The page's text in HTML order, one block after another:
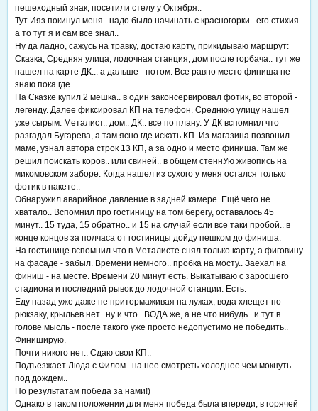
пешеходный знак, посетили стелу у Октября..
Тут Ияз покинул меня.. надо было начинать с красногорки.. его стихия..
а то тут я и сам все знал..
Ну да ладно, сажусь на травку, достаю карту, прикидываю маршрут:
Сказка, Средняя улица, лодочная станция, дом после горбача.. тут же
нашел на карте ДК... а дальше - потом. Все равно место финиша не
знаю пока где..
На Сказке купил 2 мешка.. в один законсервировал фотик, во второй -
легенду. Далее фиксировал КП на телефон. Среднюю улицу нашел
уже сырым. Металист.. дом.. ДК.. все по плану. У ДК вспомнил что
разгадал Бугарева, а там ясно где искать КП. Из магазина позвонил
маме, узнал автора строк 13 КП, а за одно и место финиша. Там же
решил поискать коров.. или свиней.. в общем стеннУю живопись на
микомовском заборе. Когда нашел из сухого у меня остался только
фотик в пакете..
Обнаружил аварийное давление в задней камере. Ещё чего не
хватало.. Вспомнил про гостиницу на том берегу, оставалось 45
минут.. 15 туда, 15 обратно.. и 15 на случай если все таки пробой.. в
конце концов за полчаса от гостиницы дойду пешком до финиша.
На гостинице вспомнил что в Металисте снял только карту, а фиговину
на фасаде - забыл. Времени немного.. пробка на мосту.. Заехал на
финиш - на месте. Времени 20 минут есть. Выкатываю с заросшего
стадиона и последний рывок до лодочной станции. Есть.
Еду назад уже даже не притормаживая на лужах, вода хлещет по
рюкзаку, крыльев нет.. ну и что.. ВОДА же, а не что нибудь.. и тут в
голове мысль - после такого уже просто недопустимо не победить..
Финиширую.
Почти никого нет.. Сдаю свои КП..
Подъезжает Люда с Филом.. на нее смотреть холоднее чем мокнуть
под дождем..
По результатам победа за нами!)
Однако в таком положении для меня победа была впереди, в горячей